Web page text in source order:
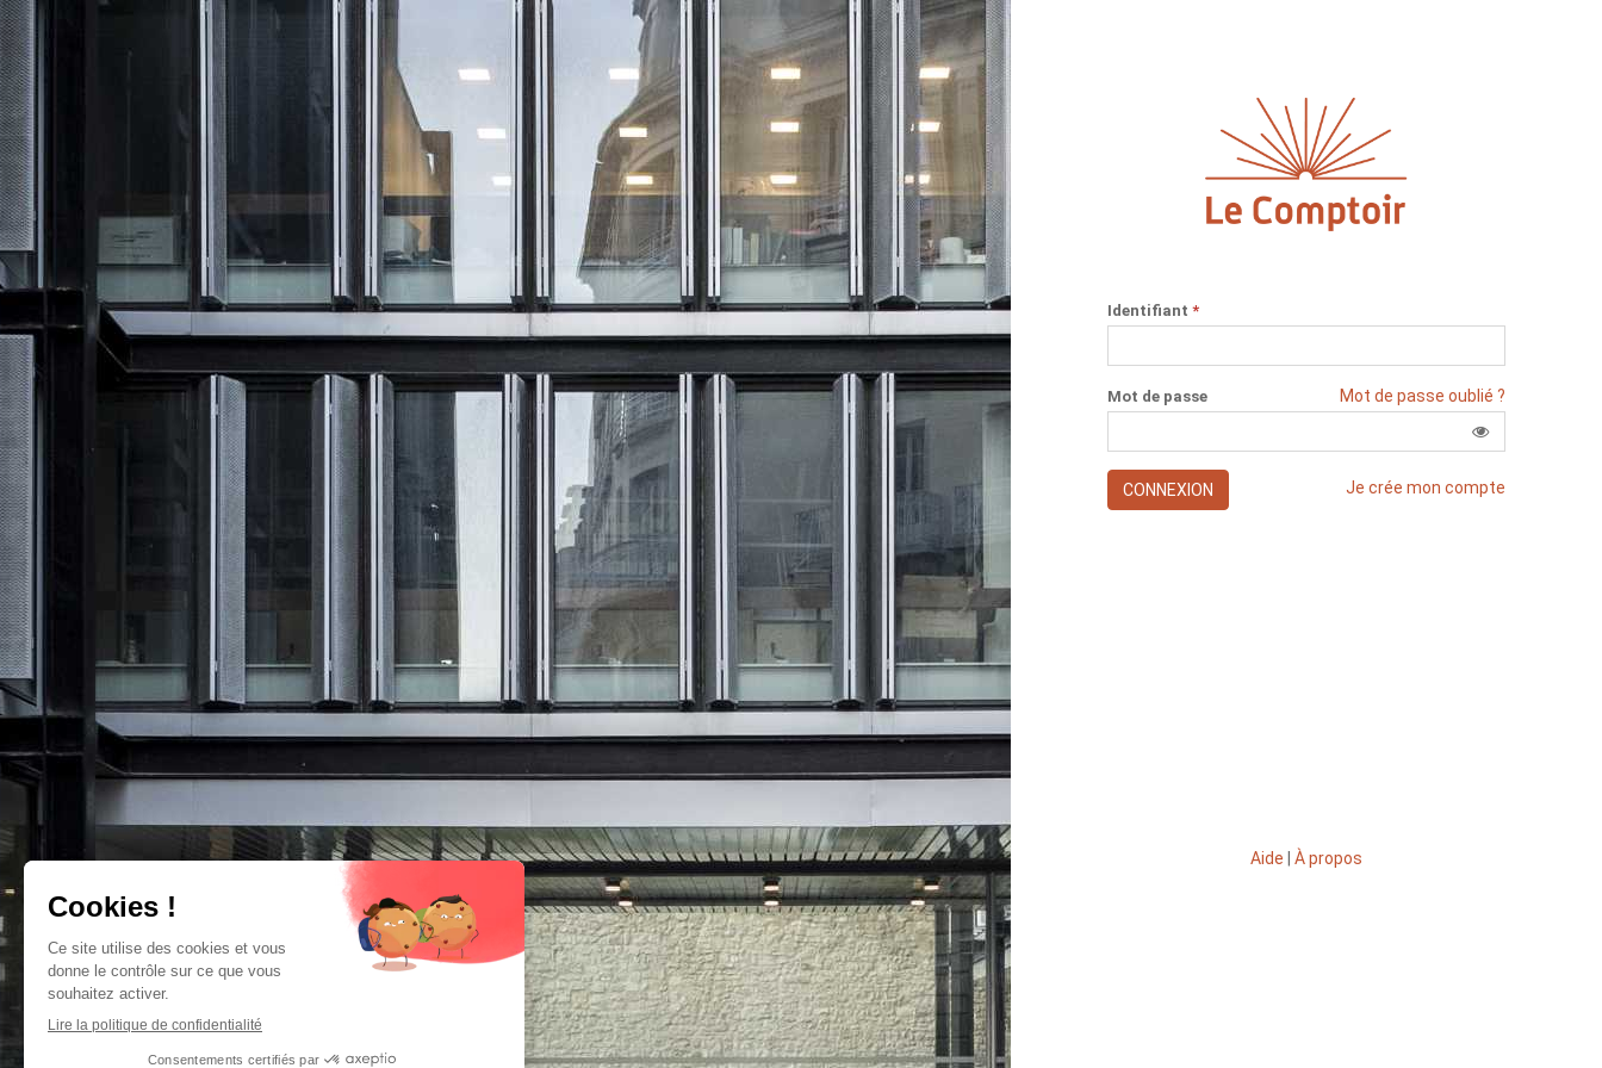
Identifiant *
Mot de passe oublié ?
Mot de passe
CONNEXION Je crée mon compte
Aide À propos